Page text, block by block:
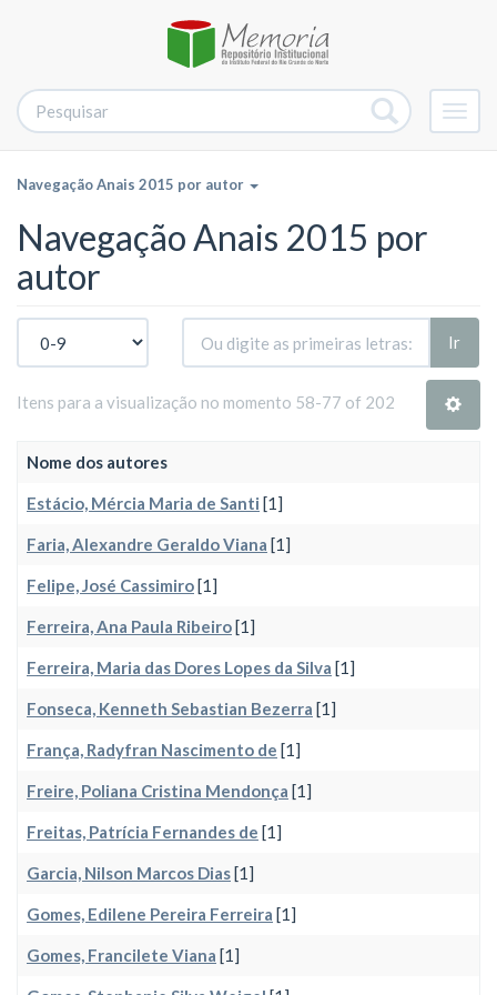
Navegação Anais 2015 por autor
Navegação Anais 2015 por
autor
Ir
Itens para a visualização no momento 58-77 of 202
Nome dos autores
Estácio, Mércia Maria de Santi [1]
Faria, Alexandre Geraldo Viana [1]
Felipe, José Cassimiro[1]
Ferreira, Ana Paula Ribeiro[1]
Ferreira, Maria das Dores Lopes da Silva [1]
Fonseca, Kenneth Sebastian Bezerra [1]
França, Radyfran Nascimento de [1]
Freire, Poliana Cristina Mendonça [1]
Freitas, Patrícia Fernandes de [1]
Garcia, Nilson Marcos Dias[1]
Gomes, Edilene Pereira Ferreira [1]
Gomes, Francilete Viana [1]